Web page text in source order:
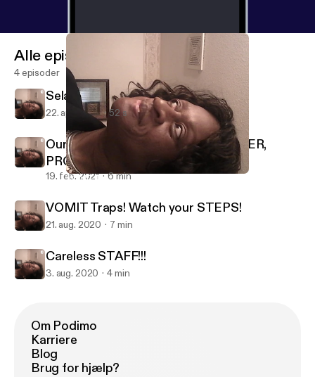
VOMIT Traps! Watch your STEPS!
Alle episoder
4 episoder
Selah 1-WORD: MEDITATE
22. apr. 2022 52 s
Our Sovereign WATCHER, PROVIDER,
PROTECTOR
19. feb. 2021 6 min
VOMIT Traps! Watch your STEPS!
21. aug. 2020 7 min
Careless STAFF!!!
3. aug. 2020 4 min
Om Podimo
Karriere
Blog
Brug for hjælp?